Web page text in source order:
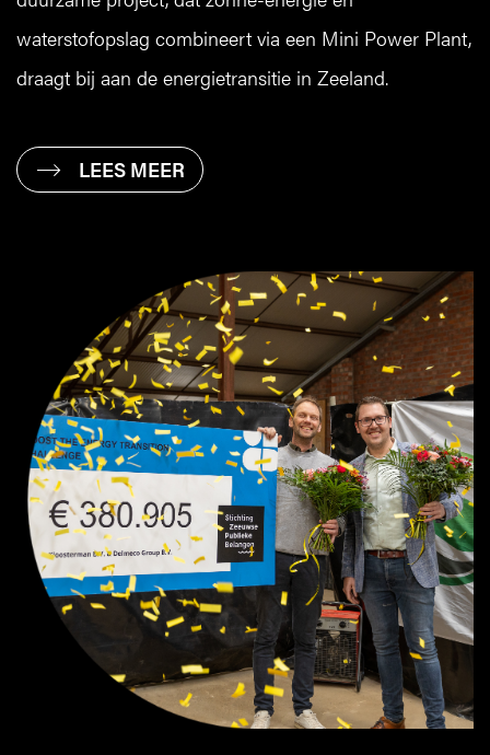
waterstofopslag combineert via een Mini Power Plant,
draagt bij aan de energietransitie in Zeeland.
LEES MEER